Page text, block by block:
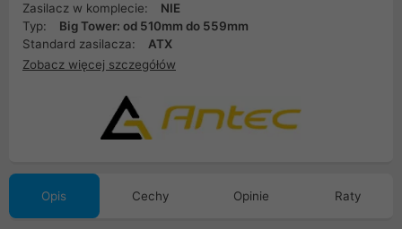
Zasilacz w komplecie:
NIE
Typ:
Big Tower: od 510mm do 559mm
Standard zasilacza:
ATX
Zobacz więcej szczegółów
Opis Cechy Opinie Raty